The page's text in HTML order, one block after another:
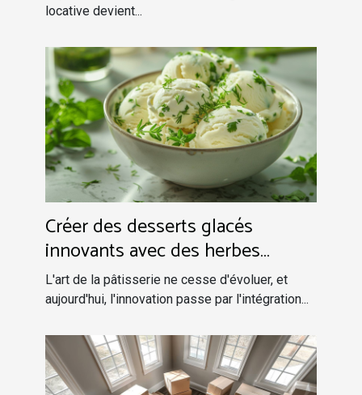
locative devient...
Créer des desserts glacés
innovants avec des herbes
fraîches
L'art de la pâtisserie ne cesse d'évoluer, et
aujourd'hui, l'innovation passe par l'intégration...